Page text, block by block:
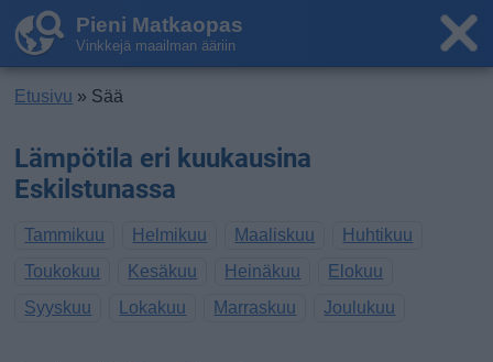
Pieni Matkaopas
Vinkkejä maailman ääriin
Etusivu » Sää
Lämpötila eri kuukausina
Eskilstunassa
Tammikuu Helmikuu Maaliskuu
Huhtikuu
Toukokuu
Kesäkuu Heinäkuu
Elokuu
Syyskuu
Lokakuu Marraskuu Joulukuu